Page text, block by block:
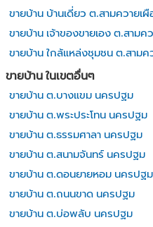
ขายบ้าน บ้านเดี่ยว ต.สามควายเ
ขายบ้าน เจ้าของขายเอง ต.สาม
ขายบ้าน ใกล้แหล่งชุมชน ต.สาม
ขายบ้าน ในเขตอื่นๆ
ขายบ้าน ต.บางแขม นครปฐม
ขายบ้าน ต.พระประโทน นครปฐม
ขายบ้าน ต.ธรรมศาลา นครปฐม
ขายบ้าน ต.สนามจันทร์ นครปฐม
ขายบ้าน ต.ดอนยายหอม นครปฐม
ขายบ้าน ต.ถนนขาด นครปฐม
ขายบ้าน ต.บ่อพลับ นครปฐม